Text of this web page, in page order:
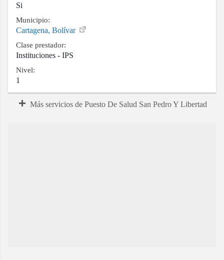
Si
Municipio:
Cartagena, Bolívar
Clase prestador:
Instituciones - IPS
Nivel:
1
Más servicios de Puesto De Salud San Pedro Y Libertad